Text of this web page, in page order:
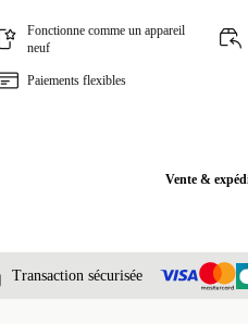
Fonctionne comme un appareil
neuf
Paiements flexibles
Vente &
Transaction sécurisée